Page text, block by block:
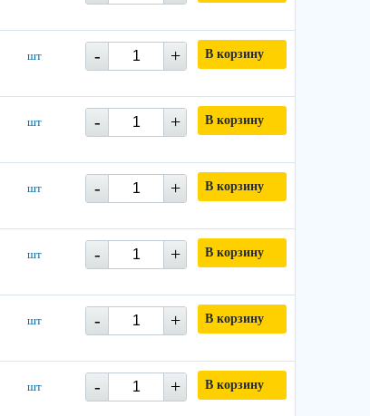
шт - + В корзину
шт - + В корзину
шт - + В корзину
шт - + В корзину
шт - + В корзину
шт - + В корзину